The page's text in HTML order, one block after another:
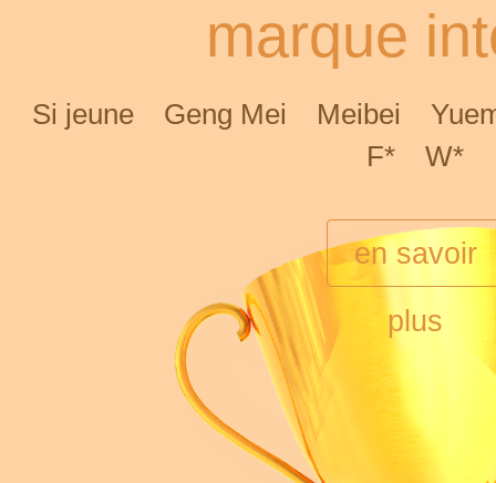
marque
Si jeune Geng Mei Meibei
F*
W*
en savoir
plus